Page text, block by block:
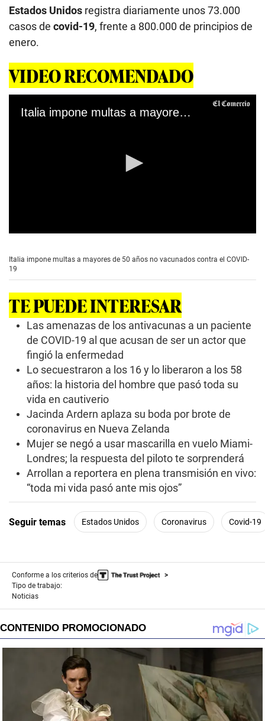
Estados Unidos registra diariamente unos 73.000
casos de covid-19, frente a 800.000 de principios de
enero.
VIDEO RECOMENDADO
Italia impone multas a mayores de 50 años no vacunados contra el COVID-19
e
c
d
s
o
Italia impone multas a mayores de 50 años no vacunados contra el COVID-
19
TE PUEDE INTERESAR
Las amenazas de los antivacunas a un paciente
de COVID-19 al que acusan de ser un actor que
fingió la enfermedad
Lo secuestraron a los 16 y lo liberaron a los 58
años: la historia del hombre que pasó toda su
vida en cautiverio
Jacinda Ardern aplaza su boda por brote de
coronavirus en Nueva Zelanda
Mujer se negó a usar mascarilla en vuelo Miami-
Londres; la respuesta del piloto te sorprenderá
Arrollan a reportera en plena transmisión en vivo:
“toda mi vida pasó ante mis ojos”
Seguir temas Estados Unidos Coronavirus Covid-19
Conforme a los criterios de
Tipo de trabajo:
Noticias